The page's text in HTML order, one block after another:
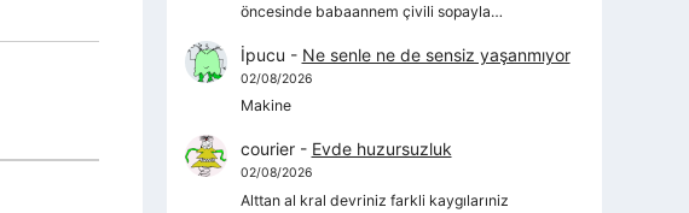
öncesinde babaannem çivili sopayla…
İpucu - Ne senle ne de sensiz yaşanmıyor
02/08/2026
Makine
courier- Evde huzursuzluk
02/08/2026
Alttan al kral devriniz farkli kaygılarıniz